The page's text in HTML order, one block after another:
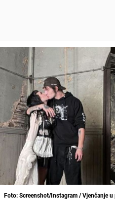
Foto: Screenshot/Instagram / Vjenčanje